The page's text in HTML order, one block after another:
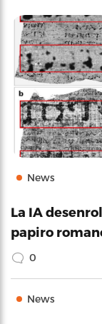
News
La IA
papiro
0
News